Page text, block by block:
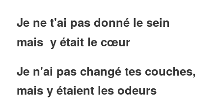
Je ne t'ai pas donné le sein
mais y était le cœur
Je n'ai pas changé tes couches,
mais y étaient les odeurs